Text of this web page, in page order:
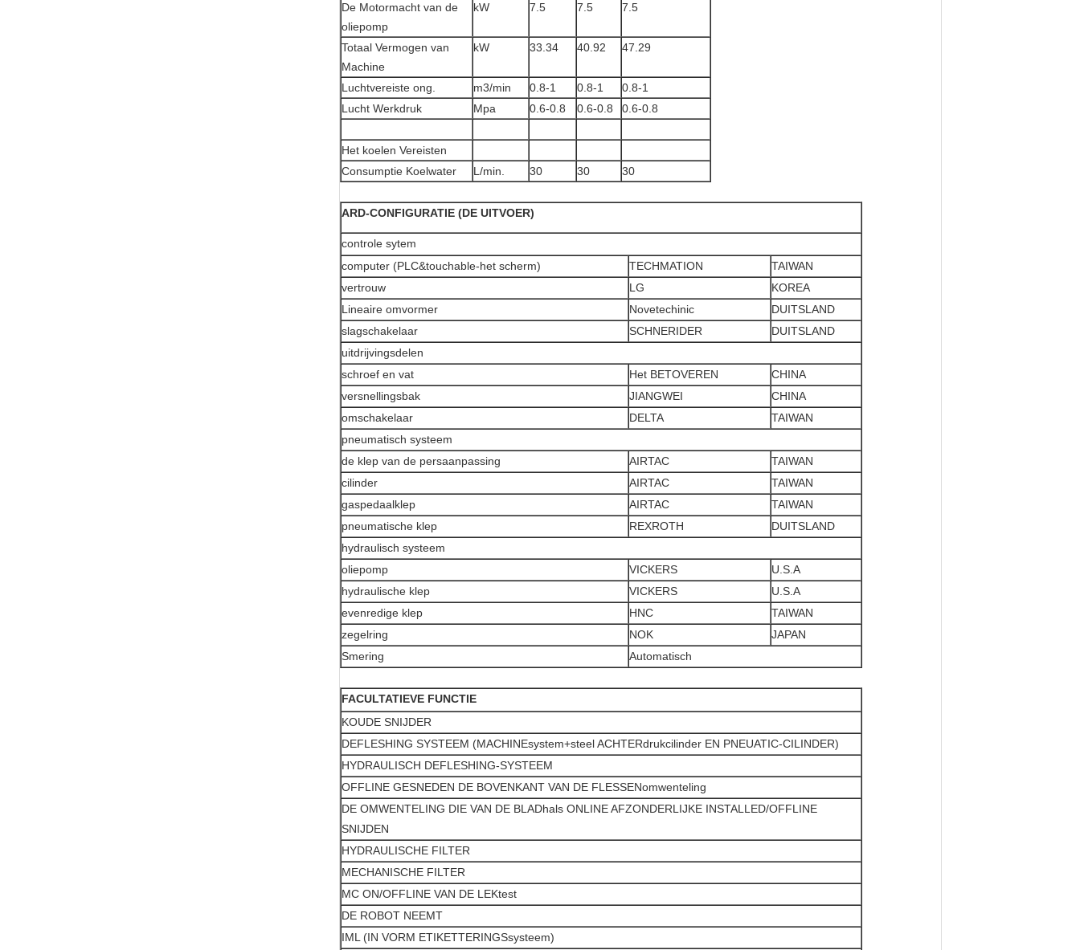
De Motormacht van de
oliepomp
kW 7.5 7.5 7.5
Totaal Vermogen van
Machine
kW 33.34 40.92 47.29
Luchtvereiste ong. m3/min 0.8-1 0.8-1
0.8-1
Lucht Werkdruk
Mpa 0.6-0.8 0.6-0.8 0.6-0.8
Het koelen Vereisten
Consumptie Koelwater
L/min. 30 30 30
ARD-CONFIGURATIE (DE UITVOER)
controle sytem
computer (PLC&touchable-het scherm)
TECHMATION
TAIWAN
vertrouw
LG
KOREA
Lineaire omvormer
Novetechinic
DUITSLAND
slagschakelaar
SCHNERIDER
DUITSLAND
uitdrijvingsdelen
schroef en vat
Het BETOVEREN
CHINA
versnellingsbak
JIANGWEI
CHINA
omschakelaar
DELTA
TAIWAN
pneumatisch systeem
de klep van de persaanpassing
AIRTAC
TAIWAN
cilinder
AIRTAC
TAIWAN
gaspedaalklep
AIRTAC
TAIWAN
pneumatische klep
REXROTH
DUITSLAND
hydraulisch systeem
oliepomp
VICKERS
U.S.A
hydraulische klep
VICKERS
U.S.A
evenredige klep
HNC
TAIWAN
zegelring
NOK
JAPAN
Smering
Automatisch
FACULTATIEVE FUNCTIE
KOUDE SNIJDER
DEFLESHING SYSTEEM (MACHINEsystem+steel ACHTERdrukcilinder EN PNEUATIC-CILINDER)
HYDRAULISCH DEFLESHING-SYSTEEM
OFFLINE GESNEDEN DE BOVENKANT VAN DE FLESSENomwenteling
DE OMWENTELING DIE VAN DE BLADhals ONLINE AFZONDERLIJKE INSTALLED/OFFLINE
SNIJDEN
HYDRAULISCHE FILTER
MECHANISCHE FILTER
MC ON/OFFLINE VAN DE LEKtest
DE ROBOT NEEMT
IML (IN VORM ETIKETTERINGSsysteem)